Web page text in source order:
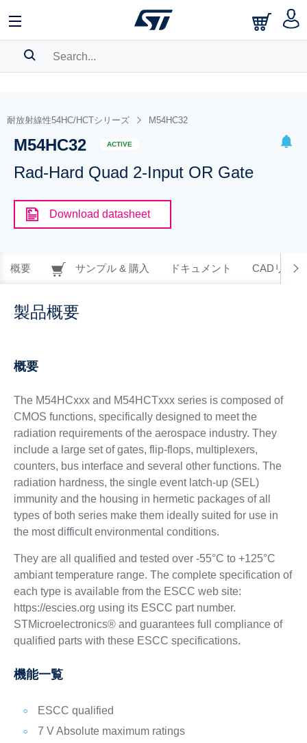
BOOKMARK
Please log into show your saved searches.
耐放射線性54HC/HCTシリーズ M54HC32
M54HC32 ACTIVE
Rad-Hard Quad 2-Input OR Gate
Download datasheet
概要 サンプル & 購入 ドキュメント CADリソー
製品概要
概要
The M54HCxxx and M54HCTxxx series is composed of
CMOS functions, specifically designed to meet the
radiation requirements of the aerospace industry. They
include a large set of gates, flip-flops, multiplexers,
counters, bus interface and several other functions. The
radiation hardness, the single event latch-up (SEL)
immunity and the housing in hermetic packages of all
types of both series make them ideally suited for use in
the most difficult environmental conditions.
They are all qualified and tested over -55°C to +125°C
ambiant temperature range. The complete specification of
each type is available from the ESCC web site:
https://escies.org using its ESCC part number.
STMicroelectronics® and guarantees full compliance of
qualified parts with these ESCC specifications.
機能一覧
ESCC qualified
7 V Absolute maximum ratings